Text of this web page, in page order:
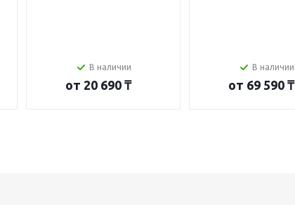
В наличии
от 20 690 ₸
В наличии
от 69 590 ₸